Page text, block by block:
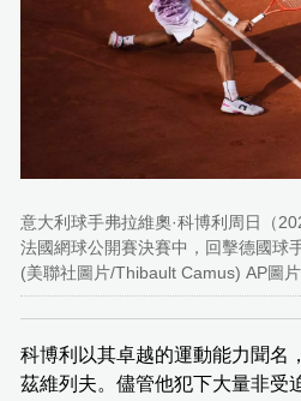
意大利球手弗拉維奧·科博利周日（
法國網球公開賽決賽中，回擊德國球
(美聯社圖片/Thibault Camus) AP圖片
科博利以其卓越的運動能力聞名
茲維列夫。儘管他犯下大量非受